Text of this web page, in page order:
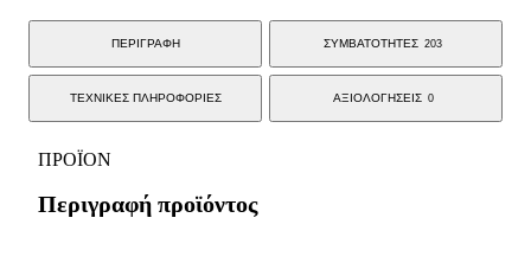
ΠΕΡΙΓΡΑΦΗ ΣΥΜΒΑΤΟΤΗΤΕΣ 203
ΤΕΧΝΙΚΕΣ ΠΛΗΡΟΦΟΡΙΕΣ ΑΞΙΟΛΟΓΗΣΕΙΣ 0
ΠΡΟΪΟΝ
Περιγραφή προϊόντος